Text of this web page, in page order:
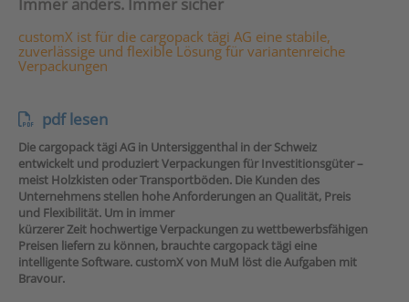
Immer anders. Immer sicher
customX ist für die cargopack tägi AG eine stabile,
zuverlässige und flexible Lösung für variantenreiche
Verpackungen
pdf lesen
Die cargopack tägi AG in Untersiggenthal in der Schweiz
entwickelt und produziert Verpackungen für Investitionsgüter –
meist Holzkisten oder Transportböden. Die Kunden des
Unternehmens stellen hohe Anforderungen an Qualität, Preis
und Flexibilität. Um in immer
kürzerer Zeit hochwertige Verpackungen zu wettbewerbsfähigen
Preisen liefern zu können, brauchte cargopack tägi eine
intelligente Software. customX von MuM löst die Aufgaben mit
Bravour.